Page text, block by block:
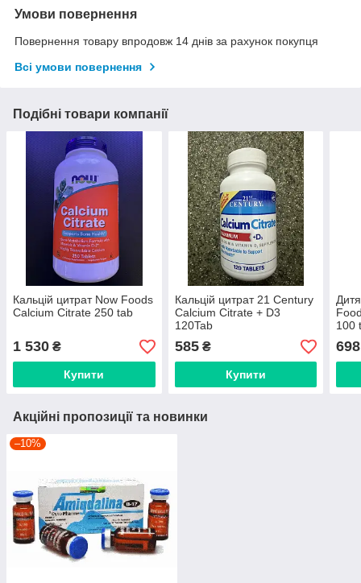
Умови повернення
Повернення товару впродовж 14 днів за рахунок покупця
Всі умови повернення
Подібні товари компанії
Кальцій цитрат Now Foods
Calcium Citrate 250 tab
1 530 ₴
Купити
Кальцій цитрат 21 Century
Calcium Citrate + D3
120Tab
585₴
Купити
100
698
Акційні пропозиції та новинки
–10%